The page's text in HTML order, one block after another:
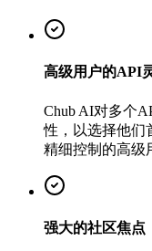
高级用户的API
Chub AI对多个
性，以选择他们
精细控制的高级
强大的社区焦点